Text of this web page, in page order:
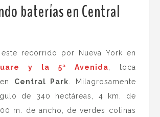
baterías en Central
recorrido por Nueva York en
y la 5ª Avenida, toca
Central Park. Milagrosamente
de 340 hectáreas, 4 km. de
m. de ancho, de verdes colinas